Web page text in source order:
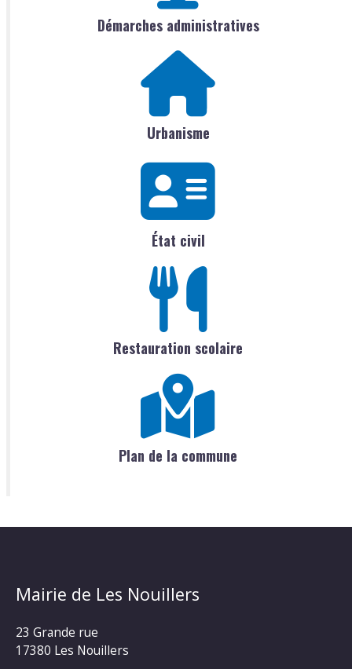
Démarches administratives
Urbanisme
État civil
Restauration scolaire
Plan de la commune
Mairie de Les Nouillers
23 Grande rue
17380 Les Nouillers